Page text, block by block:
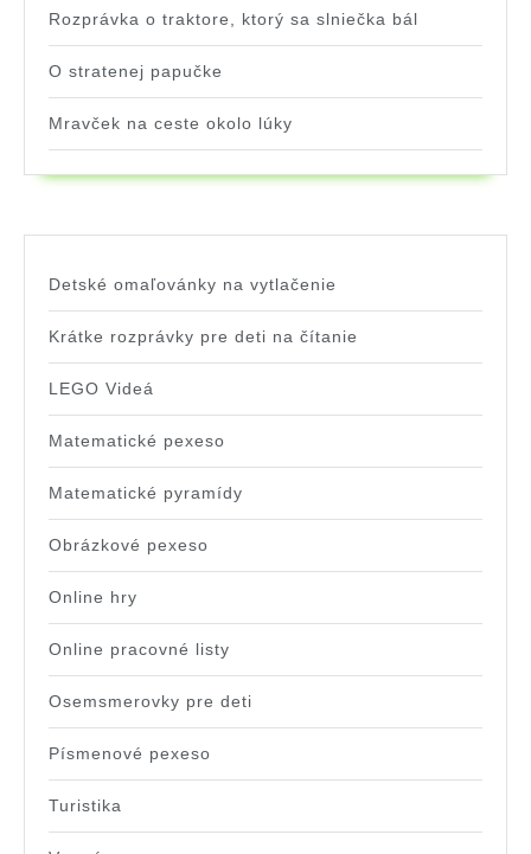
Rozprávka o traktore, ktorý sa slniečka bál
O stratenej papučke
Mravček na ceste okolo lúky
Detské omaľovánky na vytlačenie
Krátke rozprávky pre deti na čítanie
LEGO Videá
Matematické pexeso
Matematické pyramídy
Obrázkové pexeso
Online hry
Online pracovné listy
Osemsmerovky pre deti
Písmenové pexeso
Turistika